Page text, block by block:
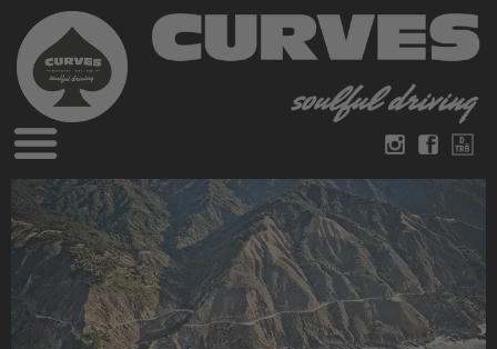
Blog
Magazines
Books
Videos
German
About Curves
Legal disclosure
Datenschutz
Contact